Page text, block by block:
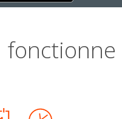
fonctionne